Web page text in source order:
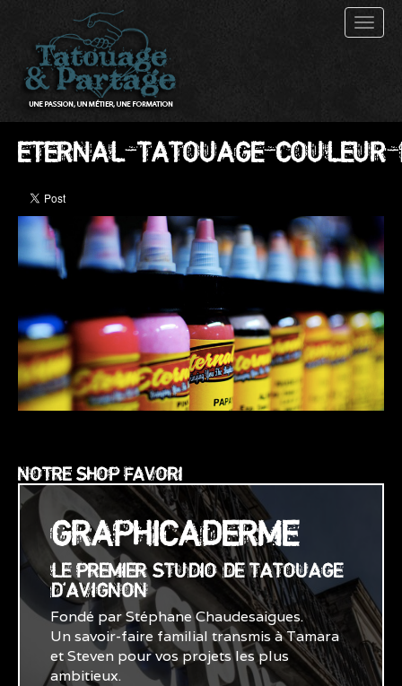
NOTRE SHOP FAVORI
GRAPHICADERME
LE PREMIER STUDIO DE TATOUAGE
D'AVIGNON
Fondé par Stéphane Chaudesaigues.
Un savoir-faire familial transmis à Tamara
et Steven pour vos projets les plus
ambitieux.